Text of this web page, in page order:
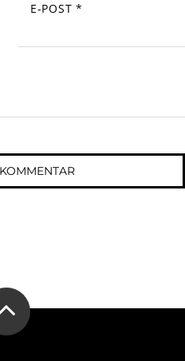
E-POST *